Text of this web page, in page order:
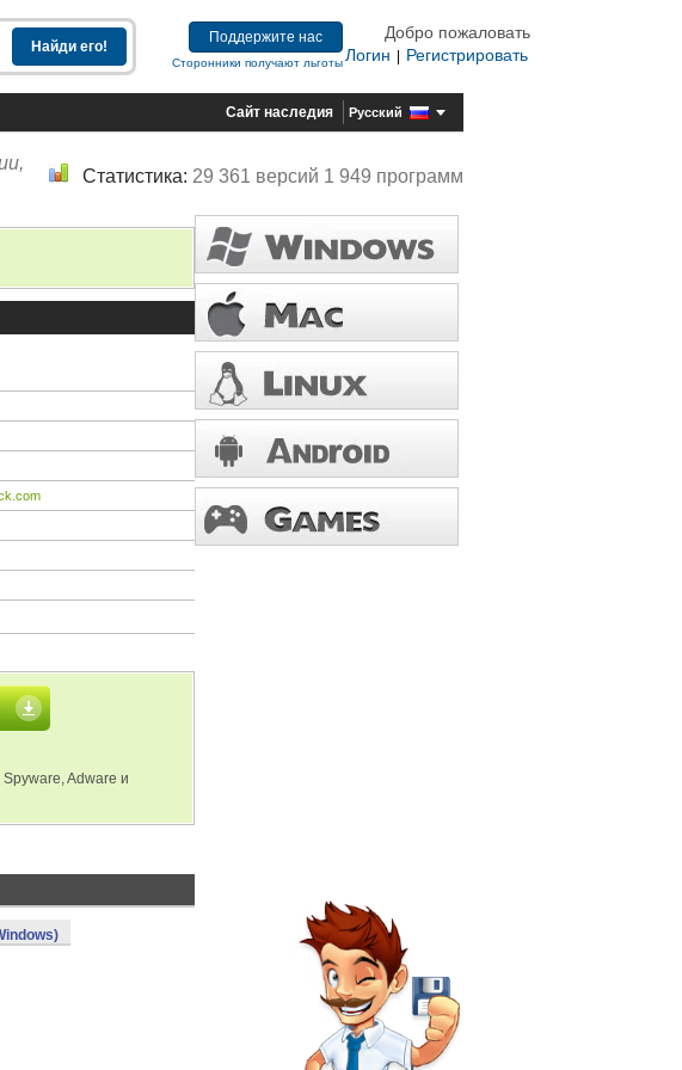
Поддержите нас
Сторонники получают льготы
Добро пожаловать
Логин
Регистрировать
Сайт наследия Русский
Статистика: 29 361 версий 1 949 программ
Adware и